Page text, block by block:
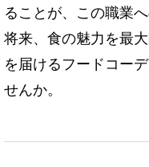
ることが、この職業
将来、食の魅力を最
を届けるフードコー
せんか。